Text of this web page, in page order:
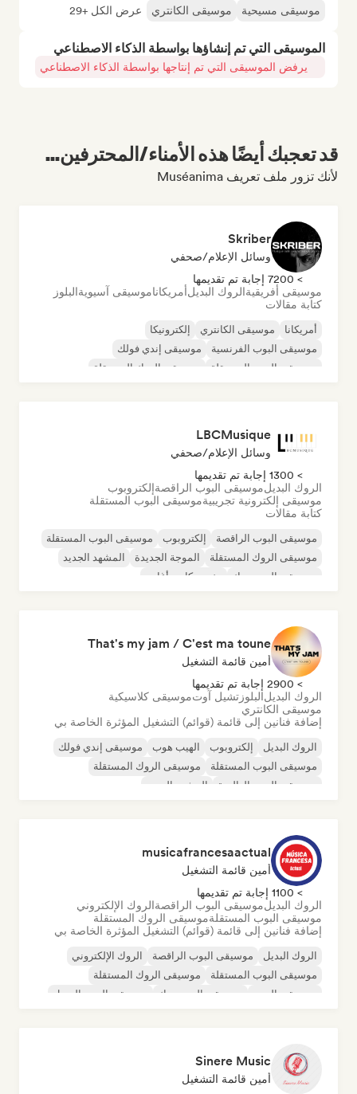
موسيقى مسيحية موسيقى الكانتري عرض الكل +29
الموسيقى التي تم إنشاؤها بواسطة الذكاء الاصطناعي
يرفض الموسيقى التي تم إنتاجها بواسطة الذكاء الاصطناعي
قد تعجبك أيضًا هذه الأمناء/المحترفين...
لأنك تزور ملف تعريف Muséanima
Skriber
وسائل الإعلام/صحفي
> 7200 إجابة تم تقديمها
موسيقى أفريقيةالروك البديلأمريكاناموسيقى آسيويةالبلوز
كتابة مقالات
أمريكانا موسيقى الكانتري
إلكترونيكا
موسيقى البوب الفرنسية
موسيقى إندي فولك
موسيقى البوب المستقلة
موسيقى الروك المستقلة
LBCMusique
وسائل الإعلام/صحفي
> 1300 إجابة تم تقديمها
الروك البديلموسيقى البوب الراقصةإلكتروبوب
موسيقى إلكترونية تجريبيةموسيقى البوب المستقلة
كتابة مقالات
موسيقى البوب الراقصة إلكتروبوب
موسيقى البوب المستقلة
موسيقى الروك المستقلة
الموجة الجديدة
المشهد الجديد
موسيقى البوب روك
مغني وكاتب أغاني
That's my jam / C'est ma toune
أمين قائمة التشغيل
> 2900 إجابة تم تقديمها
الروك البديلالبلوز تشيل آوتموسيقى كلاسيكية
موسيقى الكانتري
إضافة فنانين إلى قائمة (قوائم) التشغيل المؤثرة الخاصة بي
الروك البديل إلكتروبوب الهيب هوب
موسيقى إندي فولك
موسيقى البوب المستقلة
موسيقى الروك المستقلة
موسيقى البوب العالمية
المشهد الجديد
musicafrancesaactual
أمين قائمة التشغيل
> 1100 إجابة تم تقديمها
الروك البديلموسيقى البوب الراقصةالروك الإلكتروني
موسيقى البوب المستقلةموسيقى الروك المستقلة
إضافة فنانين إلى قائمة (قوائم) التشغيل المؤثرة الخاصة بي
الروك البديل موسيقى البوب الراقصة
الروك الإلكتروني
موسيقى البوب المستقلة
موسيقى الروك المستقلة
موسيقى البوب
موسيقى البوب روك موسيقى البوب السول
Sinere Music
أمين قائمة التشغيل